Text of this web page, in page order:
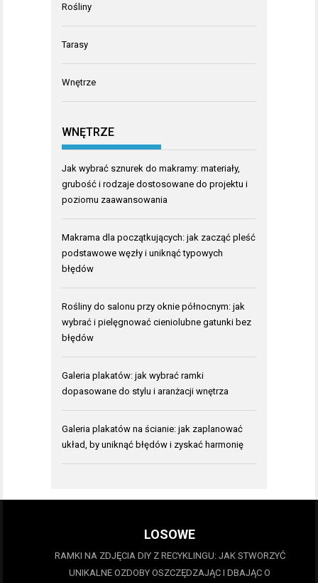
Rośliny
Tarasy
Wnętrze
WNĘTRZE
Jak wybrać sznurek do makramy: materiały,
grubość i rodzaje dostosowane do projektu i
poziomu zaawansowania
Makrama dla początkujących: jak zacząć pleść
podstawowe węzły i uniknąć typowych
błędów
Rośliny do salonu przy oknie północnym: jak
wybrać i pielęgnować cieniolubne gatunki bez
błędów
Galeria plakatów: jak wybrać ramki
dopasowane do stylu i aranżacji wnętrza
Galeria plakatów na ścianie: jak zaplanować
układ, by uniknąć błędów i zyskać harmonię
LOSOWE
RAMKI NA ZDJĘCIA DIY Z RECYKLINGU: JAK STWORZYĆ
UNIKALNE OZDOBY OSZCZĘDZAJĄC I DBAJĄC O